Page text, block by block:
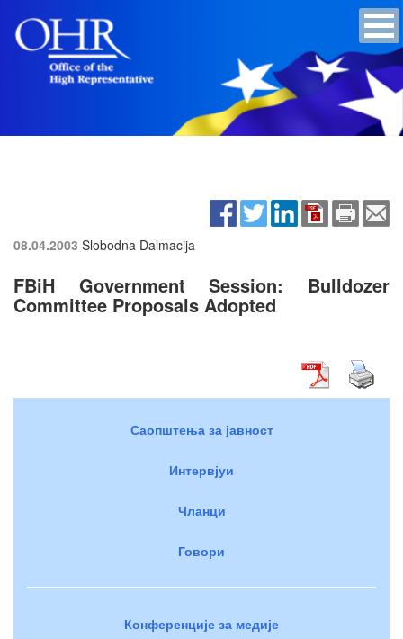
08.04.2003 Slobodna Dalmacija
FBiH Government Session: Bulldozer
Committee Proposals Adopted
Саопштења за јавност
Интервјуи
Чланци
Говори
Конференције за медије